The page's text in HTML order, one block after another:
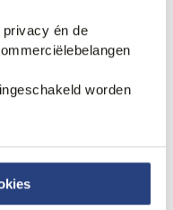
én de
worden
40% korting
Leonardo 5-